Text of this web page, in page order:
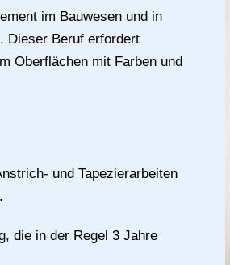
im Bauwesen und in
Dieser Beruf erfordert
Oberflächen mit Farben und
und Tapezierarbeiten
die in der Regel 3 Jahre